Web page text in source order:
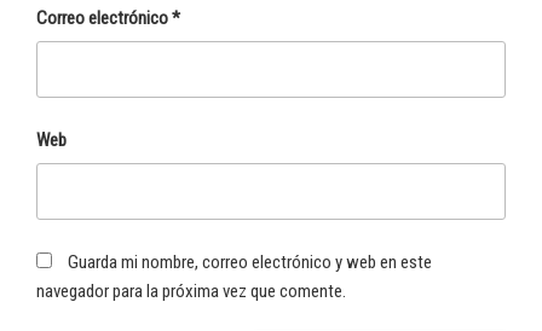
Correo electrónico*
Web
Guarda mi nombre, correo electrónico y web en este
navegador para la próxima vez que comente.